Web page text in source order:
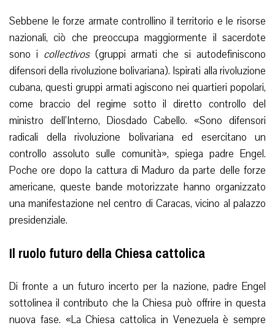
Sebbene le forze armate controllino il territorio e le risorse
nazionali, ciò che preoccupa maggiormente il sacerdote
sono i collectivos(gruppi armati che si autodefiniscono
difensori della rivoluzione bolivariana). Ispirati alla rivoluzione
cubana, questi gruppi armati agiscono nei quartieri popolari,
come braccio del regime sotto il diretto controllo del
ministro dell’Interno, Diosdado Cabello. «Sono difensori
radicali della rivoluzione bolivariana ed esercitano un
controllo assoluto sulle comunità», spiega padre Engel.
Poche ore dopo la cattura di Maduro da parte delle forze
americane, queste bande motorizzate hanno organizzato
una manifestazione nel centro di Caracas, vicino al palazzo
presidenziale.
Il ruolo futuro della Chiesa cattolica
Di fronte a un futuro incerto per la nazione, padre Engel
sottolinea il contributo che la Chiesa può offrire in questa
nuova fase. «La Chiesa cattolica in Venezuela è sempre